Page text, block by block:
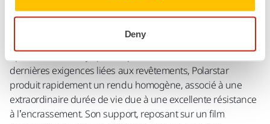
Deny
Téléchargements
Spécialement conçu pour répondre efficacement aux toutes
dernières exigences liées aux revêtements, Polarstar
produit rapidement un rendu homogène, associé à une
extraordinaire durée de vie due à une excellente résistance
à l’encrassement. Son support, reposant sur un film